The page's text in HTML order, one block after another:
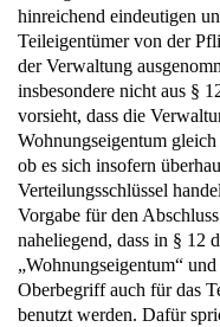
hinreichend eindeutigen
Teileigentümer von der
der Verwaltung
insbesondere nicht aus §
vorsieht, dass die
Wohnungseigentum
ob es sich insofern
Verteilungsschlüssel
Vorgabe für den
naheliegend, dass in § 12
„Wohnungseigentum“
Oberbegriff auch für das
benutzt werden. Dafür